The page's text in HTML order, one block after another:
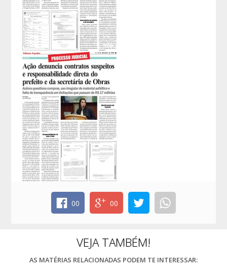
00 00
VEJA TAMBÉM!
AS MATÉRIAS RELACIONADAS PODEM TE INTERESSAR: